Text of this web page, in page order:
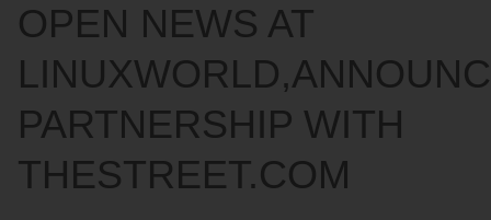
OPEN NEWS AT
PARTNERSHIP WITH
THESTREET.COM